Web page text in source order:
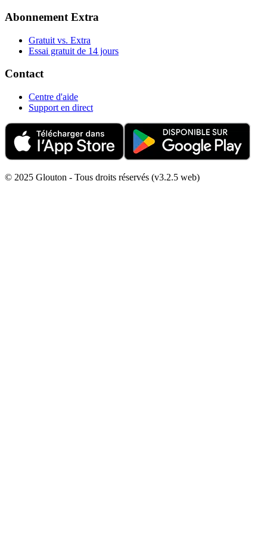
Abonnement Extra
Gratuit vs. Extra
Essai gratuit de 14 jours
Contact
Centre d'aide
Support en direct
© 2025 Glouton - Tous droits réservés (v3.2.5 web)